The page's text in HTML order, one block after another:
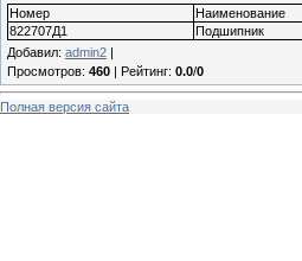
Номер
Наименование
822707Д1
Подшипник
Добавил: admin2 |
Просмотров: 460 | Рейтинг: 0.0/0
Полная версия сайта